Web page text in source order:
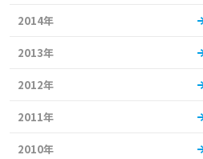
2014年
2013年
2012年
2011年
2010年